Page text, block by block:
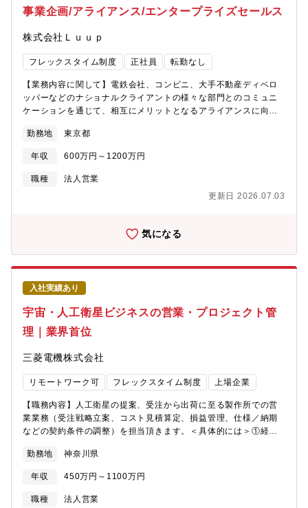
アを確立できます。自分の企画や仕組みがダイレクトに事業成長
に寄与する手応えを感じられます。【同ポジションの魅力】■ソリ
ューションの拡販と提供価値の最大化自社の事業推進だけでな
く、ベンダー企業やパートナー企業とも協業・推進をいただく重
要ポジションとなります。事業成長を直接的に携わる面白さあ
り、非常にやりがいもって就業が可能です。■情報の発信/お問い
合わせ増加同社は製品のセールスに加え、掲載記事が4万本以上に
技術系オウンドメディアを運営しております。《オウンドメディ
ア：Developers IO》https://dev.classmethod.jp/【参考サイト】
https://careers.classmethod.jp/■Developers
事業企画/アライアンス/エンタープライズセールス
株式会社Ｌｕｕｐ
フレックスタイム制度 正社員 転勤なし
【業務内容に関して】電鉄会社、コンビニ、大手不動産ディベロ
ッパーなどのナショナルクライアントの様々な部門とのコミュニ
ケーションを通じて、相互にメリットとなるアライアンスに向け
とを期待しています。社内のプロジェクト推進メンバーやその他
関連する部署と密に連携を取りながら、各社との取り組みの提案
や骨子を作りあげて、自ら人脈を作り、社外への提案、協業を進
め、最適なステークホルダーとのアライアンス作りを通じて、ポ
力】・自身の成果がそのまま「街の様子」へ反映されていること
「あたりまえ」に変えられる環境です。・エリア開発を推進する
企業とともに、データを用いて「人の流れ」をつくるなど、まち
づくり・都市開発というスケールの仕事に関与ができます。【組
織について】アライアンス推進部は、『LUUP』の推進のため、ナ
ショナルクライアントに対して、最適なアライアンスプランを生
み出すことで、乗降場所の「ポート」設置導入、街づくり、新た
な事業の創造、協業を行なっている部署になります。【同社につ
いて】同社は、『街中を「駅前化」するインフラをつくる』をミ
ッションに掲げ、電動キックボードや電動アシストなど電動マイ
ます。街には「ポート」という移動のハブがあり、いつでもポー
トからポートへ電動マイクロモビリティに乗って移動することが
できます。 かつて鉄道の駅が街を発展させたように、ポートを街
じゅうに設置することで人が集まる場所をつくり、街じゅうを駅
前のように活性化していきます。Luupは移動におけるさまざまな
問題を解決し、新たな街の未来を創造します。現在は、東京・横
浜・大阪・京都・神戸・宇都宮・名古屋・広島・仙台・福岡でサ
ービスを展開しており、2024年8月時点で9,000ポート以上を運営
CO2削減と、ご高齢の方も乗ることができる新しい電動モビリテ
能な社会をつくることを目指します。
勤務地 東京都
年収 600万円～1200万円
職種
法人営業
更新日 2026.07.03
気になる
入社実績あり
宇宙・人工衛星ビジネスの営業・プロジェクト管
理｜業界首位
三菱電機株式会社
リモートワーク可 フレックスタイム制度 上場企業
【職務内容】人工衛星の提案、受注から出荷に至る製作所での営
業業務（受注戦略立案、コスト見積算定、損益管理、仕様／納期
などの契約条件の調整）を担当頂きます。＜具体的には＞①経営
定 他②営業業務関連・コスト見積算定、受注活動支援、原価監
査対応、政府要人他重要顧客視察受入れ対応 他③納入推進業
務・契約履行（工事発令、提出資料作成）、大工程管理（損益管
理、出荷）、輸出・通関管理 他【採用背景】鎌倉製作所は1962
勤務地 神奈川県
年収 450万円～1100万円
職種
法人営業